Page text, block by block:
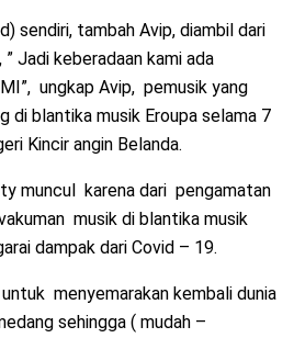
sendiri, tambah Avip, diambil dari
Jadi keberadaan kami ada
ungkap Avip, pemusik yang
di blantika musik Eroupa selama 7
Kincir angin Belanda.
muncul karena dari pengamatan
musik di blantika musik
dampak dari Covid – 19.
menyemarakan kembali dunia
sehingga ( mudah –